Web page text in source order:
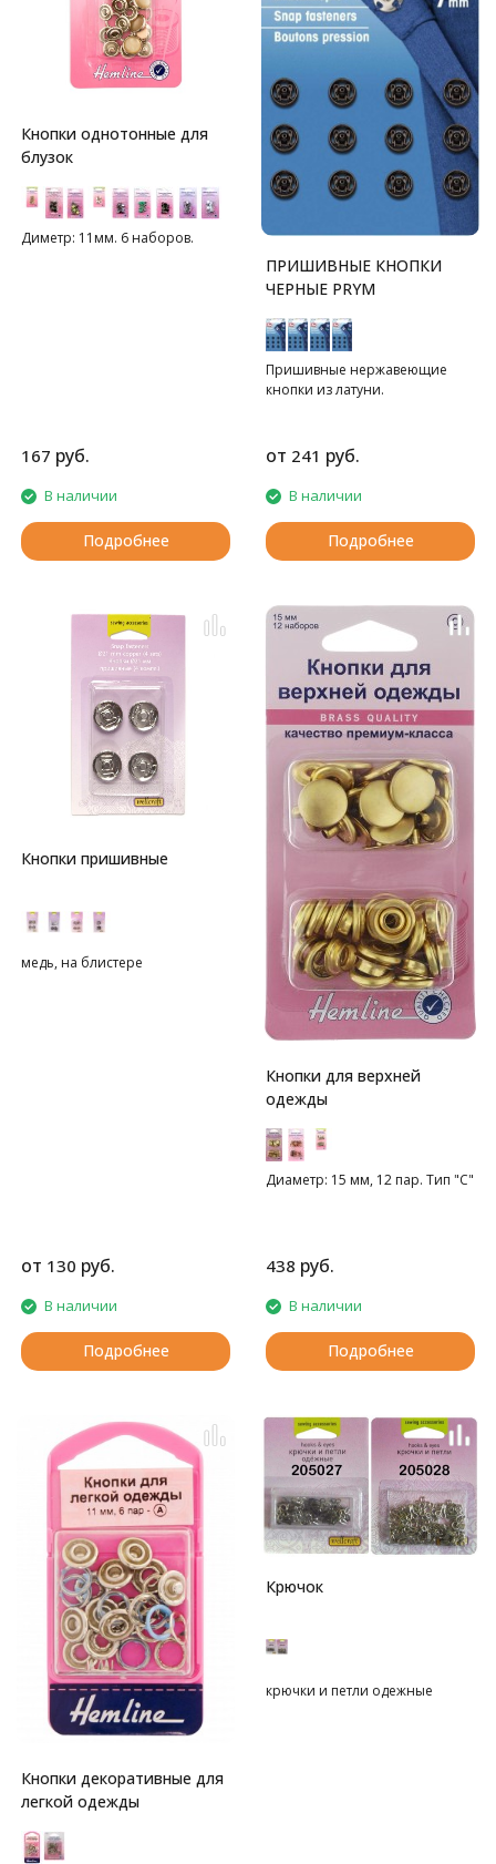
Кнопки однотонные для
блузок
Диметр: 11мм. 6 наборов.
167 руб.
В наличии
Подробнее
ПРИШИВНЫЕ КНОПКИ
ЧЕРНЫЕ PRYM
Пришивные нержавеющие
кнопки из латуни.
от 241 руб.
В наличии
Подробнее
Кнопки пришивные
медь, на блистере
от 130 руб.
В наличии
Подробнее
Кнопки для верхней
одежды
Диаметр: 15 мм, 12 пар. Тип "С"
438 руб.
В наличии
Подробнее
Кнопки декоративные для
легкой одежды
Крючок
крючки и петли одежные